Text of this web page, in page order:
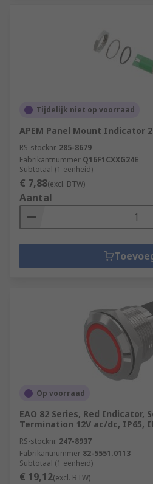
Tijdelijk niet op voorraad
APEM Panel Mount Indicator
RS-stocknr. 285-8679
Fabrikantnummer Q16F1CXXG24E
Subtotaal (1 eenheid)
€ 7,88(excl. BTW)
Aantal
Op voorraad
EAO 82 Series, Red Indicator,
Termination 12V ac/dc, IP65,
RS-stocknr. 247-8937
Fabrikantnummer 82-5551.0113
Subtotaal (1 eenheid)
€ 19,12(excl. BTW)